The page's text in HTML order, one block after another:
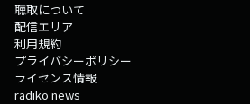
聴取について
配信エリア
利用規約
プライバシーポリシー
ライセンス情報
radiko news